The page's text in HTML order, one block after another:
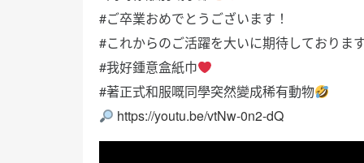
#ご卒業おめでとうございます！
#これからのご活躍を大いに期待しておりま
#我好鍾意盒紙巾
#著正式和服嘅同學突然變成稀有動物
https://youtu.be/vtNw-0n2-dQ